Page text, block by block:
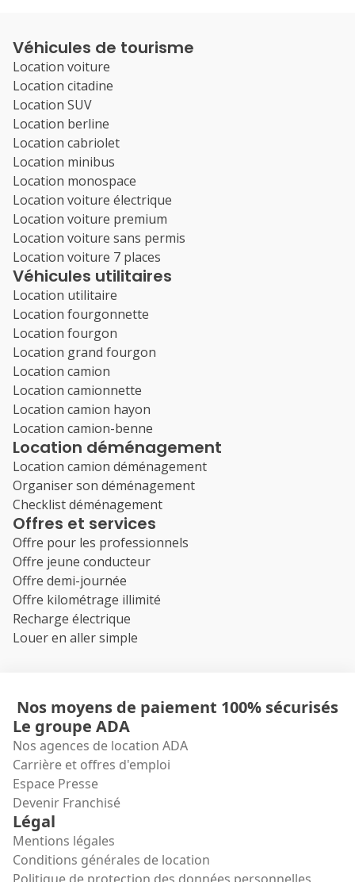
Véhicules de tourisme
Location voiture
Location citadine
Location SUV
Location berline
Location cabriolet
Location minibus
Location monospace
Location voiture électrique
Location voiture premium
Location voiture sans permis
Location voiture 7 places
Véhicules utilitaires
Location utilitaire
Location fourgonnette
Location fourgon
Location grand fourgon
Location camion
Location camionnette
Location camion hayon
Location camion-benne
Location déménagement
Location camion déménagement
Organiser son déménagement
Checklist déménagement
Offres et services
Offre pour les professionnels
Offre jeune conducteur
Offre demi-journée
Offre kilométrage illimité
Recharge électrique
Louer en aller simple
Nos moyens de paiement 100% sécurisés
Le groupe ADA
Nos agences de location ADA
Carrière et offres d'emploi
Espace Presse
Devenir Franchisé
Légal
Mentions légales
Conditions générales de location